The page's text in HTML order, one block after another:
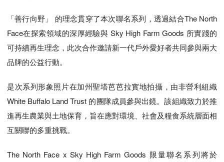
「善行向野」 的理念貫穿了本次聯名系列，透過結合The North
Face在探索領域的深厚經驗與 Sky High Farm Goods 所實踐的
可持續再生理念，此次合作邀請新一代戶外愛好者共同參與兩大
品牌的公益行動。
是次系列形象照片在加州聖塔芭芭拉實地拍攝，由非營利組織
White Buffalo Land Trust 的團隊成員參與出鏡。該組織致力於推
進再生農業與土地保育，旨在應對環境、社會及糧食系統層面相
互關聯的多重挑戰。
The North Face x Sky High Farm Goods 限量聯名系列將於